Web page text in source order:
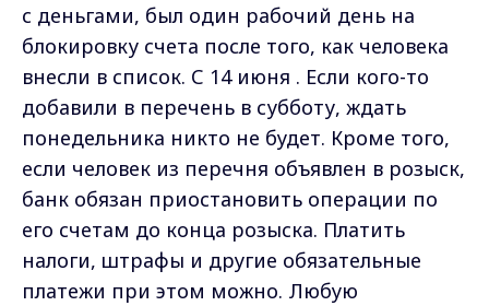
с деньгами, был один рабочий день на
блокировку счета после того, как человека
внесли в список. С 14 июня . Если кого-то
добавили в перечень в субботу, ждать
понедельника никто не будет. Кроме того,
если человек из перечня объявлен в розыск,
банк обязан приостановить операции по
его счетам до конца розыска. Платить
налоги, штрафы и другие обязательные
платежи при этом можно. Любую